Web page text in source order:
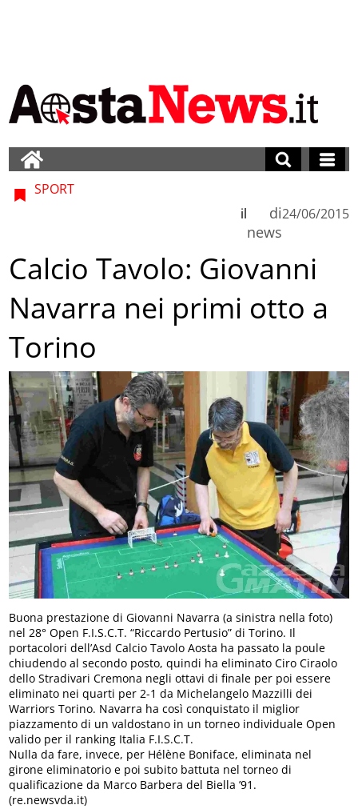
SPORT
di
news
il 24/06/2015
Calcio Tavolo: Giovanni
Navarra nei primi otto a
Torino
Buona prestazione di Giovanni Navarra (a sinistra nella foto)
nel 28° Open F.I.S.C.T. “Riccardo Pertusio” di Torino. Il
portacolori dell’Asd Calcio Tavolo Aosta ha passato la poule
chiudendo al secondo posto, quindi ha eliminato Ciro Ciraolo
dello Stradivari Cremona negli ottavi di finale per poi essere
eliminato nei quarti per 2-1 da Michelangelo Mazzilli dei
Warriors Torino. Navarra ha così conquistato il miglior
piazzamento di un valdostano in un torneo individuale Open
valido per il ranking Italia F.I.S.C.T.
Nulla da fare, invece, per Hélène Boniface, eliminata nel
girone eliminatorio e poi subito battuta nel torneo di
qualificazione da Marco Barbera del Biella ’91.
(re.newsvda.it)